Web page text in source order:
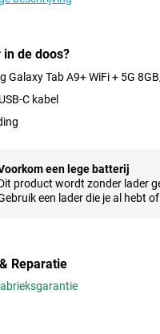
heeft een mooie camera
voor videogesprekken.
full-HD
Galaxy Tab A9+ WiFi + 5G
is je scherm erg scherp en
je minder haperingen. Het
aux
tablet beschikt nog altijd
in de doos?
Galaxy Tab A9+ WiFi + 5G
C kabel
een lege batterij
product wordt zonder lader
een lader die je al hebt of
Reparatie